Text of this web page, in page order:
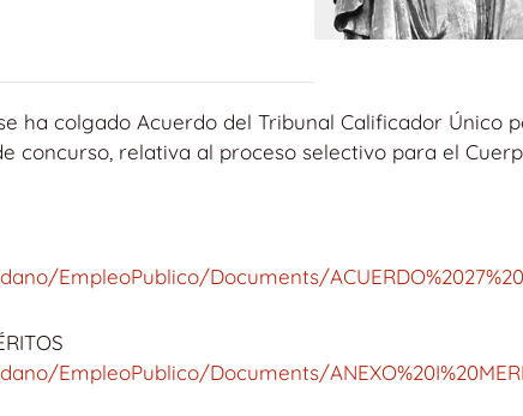
ha colgado Acuerdo del Tribunal Calificador Único
concurso, relativa al proceso selectivo para el
EmpleoPublico/Documents/
EmpleoPublico/Documents/